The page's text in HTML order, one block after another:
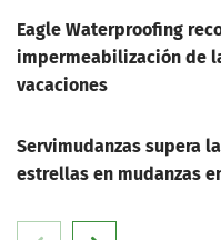
Eagle Waterproofing
impermeabilización de
vacaciones
Servimudanzas supera
estrellas en mudanzas